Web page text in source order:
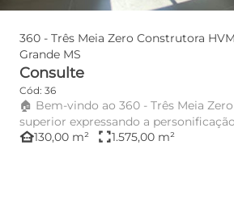
360 - Três Meia Zero Construtora
Grande MS
Consulte
Cód: 36
🏠 Bem-vindo ao 360 - Três Meia Zero , uma moradia
superior expressando a
sofisticação. ...
other_houses130,00 m² fullscreen1.575,00 m²